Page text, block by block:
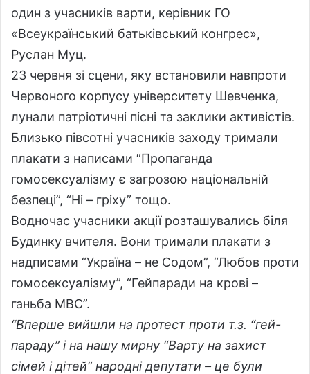
один з учасників варти, керівник ГО
«Всеукраїнський батьківський конгрес»,
Руслан Муц.
23 червня зі сцени, яку встановили навпроти
Червоного корпусу університету Шевченка,
лунали патріотичні пісні та заклики активістів.
Близько півсотні учасників заходу тримали
плакати з написами “Пропаганда
гомосексуалізму є загрозою національній
безпеці”, “Ні – гріху” тощо.
Водночас учасники акції розташувались біля
Будинку вчителя. Вони тримали плакати з
надписами “Україна – не Содом”, “Любов проти
гомосексуалізму”, “Гейпаради на крові –
ганьба МВС”.
“Вперше вийшли на протест проти т.з. “гей-
параду” і на нашу мирну “Варту на захист
сімей і дітей” народні депутати – це були